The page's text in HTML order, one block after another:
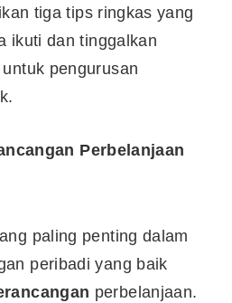
tiga tips ringkas yang
ikuti dan tinggalkan
pengurusan
Perbelanjaan
paling penting dalam
peribadi yang baik
perbelanjaan.